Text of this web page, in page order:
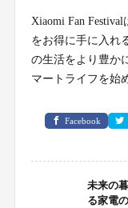
Xiaomi Fan
をお得に手に入れ
の生活をより豊か
マートライフを始
Facebook
未来の
る家電